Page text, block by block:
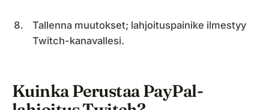
Tallenna muutokset; lahjoituspainike ilmestyy
Twitch-kanavallesi.
Kuinka Perustaa PayPal-